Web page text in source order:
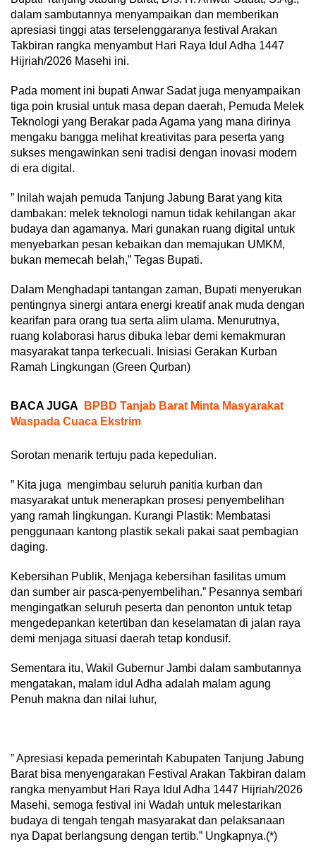
dalam sambutannya menyampaikan dan memberikan
apresiasi tinggi atas terselenggaranya festival Arakan
Takbiran rangka menyambut Hari Raya Idul Adha 1447
Hijriah/2026 Masehi ini.
Pada moment ini bupati Anwar Sadat juga menyampaikan
tiga poin krusial untuk masa depan daerah, Pemuda Melek
Teknologi yang Berakar pada Agama yang mana dirinya
mengaku bangga melihat kreativitas para peserta yang
sukses mengawinkan seni tradisi dengan inovasi modern
di era digital.
” Inilah wajah pemuda Tanjung Jabung Barat yang kita
dambakan: melek teknologi namun tidak kehilangan akar
budaya dan agamanya. Mari gunakan ruang digital untuk
menyebarkan pesan kebaikan dan memajukan UMKM,
bukan memecah belah,” Tegas Bupati.
Dalam Menghadapi tantangan zaman, Bupati menyerukan
pentingnya sinergi antara energi kreatif anak muda dengan
kearifan para orang tua serta alim ulama. Menurutnya,
ruang kolaborasi harus dibuka lebar demi kemakmuran
masyarakat tanpa terkecuali. Inisiasi Gerakan Kurban
Ramah Lingkungan (Green Qurban)
BACA JUGA
BPBD Tanjab Barat Minta Masyarakat
Waspada Cuaca Ekstrim
Sorotan menarik tertuju pada kepedulian.
” Kita juga mengimbau seluruh panitia kurban dan
masyarakat untuk menerapkan prosesi penyembelihan
yang ramah lingkungan. Kurangi Plastik: Membatasi
penggunaan kantong plastik sekali pakai saat pembagian
daging.
Kebersihan Publik, Menjaga kebersihan fasilitas umum
dan sumber air pasca-penyembelihan.” Pesannya sembari
mengingatkan seluruh peserta dan penonton untuk tetap
mengedepankan ketertiban dan keselamatan di jalan raya
demi menjaga situasi daerah tetap kondusif.
Sementara itu, Wakil Gubernur Jambi dalam sambutannya
mengatakan, malam idul Adha adalah malam agung
Penuh makna dan nilai luhur,
” Apresiasi kepada pemerintah Kabupaten Tanjung Jabung
Barat bisa menyengarakan Festival Arakan Takbiran dalam
rangka menyambut Hari Raya Idul Adha 1447 Hijriah/2026
Masehi, semoga festival ini Wadah untuk melestarikan
budaya di tengah tengah masyarakat dan pelaksanaan
nya Dapat berlangsung dengan tertib.” Ungkapnya.(*)